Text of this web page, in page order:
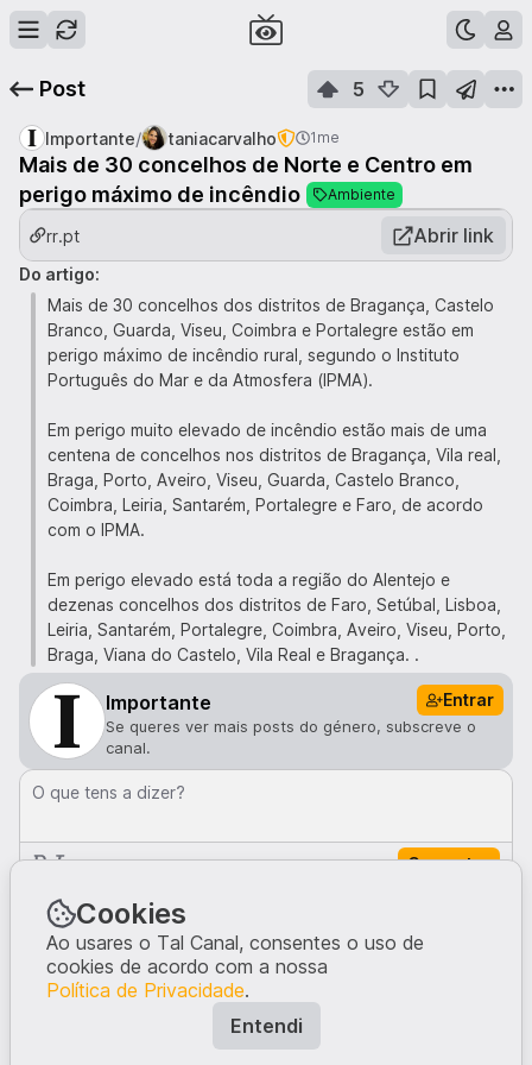
Post 5
Importante/ taniacarvalho 1me
Mais de 30 concelhos de Norte e Centro em
perigo máximo de incêndio
Ambiente
rr.pt Abrir link
Do artigo:
Mais de 30 concelhos dos distritos de Bragança, Castelo
Branco, Guarda, Viseu, Coimbra e Portalegre estão em
perigo máximo de incêndio rural, segundo o Instituto
Português do Mar e da Atmosfera (IPMA).
Em perigo muito elevado de incêndio estão mais de uma
centena de concelhos nos distritos de Bragança, Vila real,
Braga, Porto, Aveiro, Viseu, Guarda, Castelo Branco,
Coimbra, Leiria, Santarém, Portalegre e Faro, de acordo
com o IPMA.
Em perigo elevado está toda a região do Alentejo e
dezenas concelhos dos distritos de Faro, Setúbal, Lisboa,
Leiria, Santarém, Portalegre, Coimbra, Aveiro, Viseu, Porto,
Braga, Viana do Castelo, Vila Real e Bragança. .
Importante Entrar
Se queres ver mais posts do género, subscreve o
canal.
O que tens a dizer?
Comentar
Comentários · 0
Ninguém comentou neste post.
Escreve a tua opinião, dando início à conversa.
Cookies
Ao usares o Tal Canal, consentes o uso de
cookies de acordo com a nossa
Política de Privacidade.
Entendi